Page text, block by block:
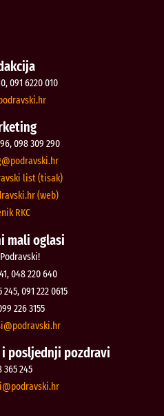
091 6220 010
098 309 290
rh.iksvardop
list (tisak)
(web)
RKC
mali oglasi
048 220 640
091 222 0615
226 3155
rh.iksvardop
i posljednji pozdravi
365 245
rh.iksvardop